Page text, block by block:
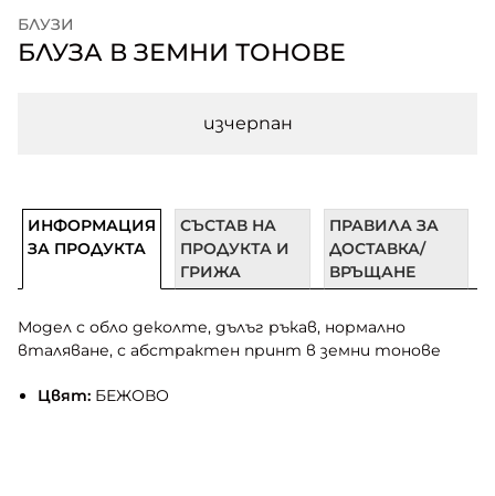
БЛУЗИ
БЛУЗА В ЗЕМНИ ТОНОВЕ
изчерпан
ИНФОРМАЦИЯ
ЗА ПРОДУКТА
СЪСТАВ НА
ПРОДУКТА И
ГРИЖА
ПРАВИЛА ЗА
ДОСТАВКА/
ВРЪЩАНЕ
Модел с обло деколте, дълъг ръкав, нормално
вталяване, с абстрактен принт в земни тонове
Цвят:БЕЖОВО